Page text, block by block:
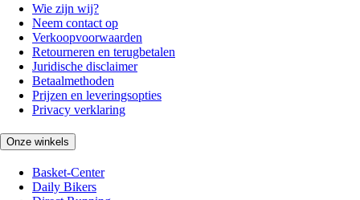
Wie zijn wij?
Neem contact op
Verkoopvoorwaarden
Retourneren en terugbetalen
Juridische disclaimer
Betaalmethoden
Prijzen en leveringsopties
Privacy verklaring
Onze winkels
Basket-Center
Daily Bikers